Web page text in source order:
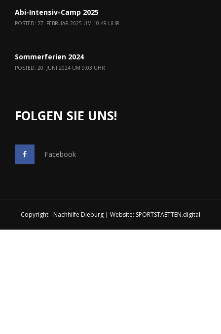
Abi-Intensiv-Camp 2025
POSTED: 27. FEBRUAR 2025 UM 10:49 UHR
Sommerferien 2024
POSTED: 20. JUNI 2024 UM 9:03 UHR
FOLGEN SIE UNS!
Facebook
Copyright - Nachhilfe Dieburg | Website: SPORTSTAETTEN.digital